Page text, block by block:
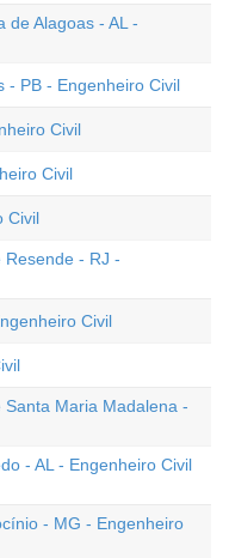
de Alagoas - AL -
- PB - Engenheiro Civil
Civil
Civil
Civil
Resende - RJ -
Civil
Maria Madalena -
- AL - Engenheiro Civil
- MG - Engenheiro